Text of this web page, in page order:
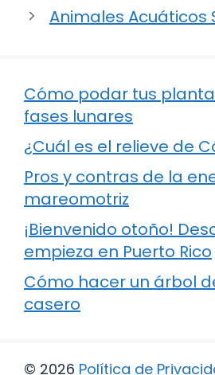
Animales Acuáticos
Cómo podar tus
fases lunares
¿Cuál es el relieve de
Pros y contras de la
mareomotriz
¡Bienvenido otoño!
empieza en Puerto Rico
Cómo hacer un árbol
casero
© 2026 Política de